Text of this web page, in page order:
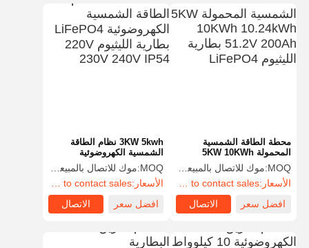
منزل حول بنا
محطة الطاقة الشمسية
المحمولة 5KW 10KWh
10.24kWh 51.2V 200Ah
بطارية الليثيوم LiFePO4
MOQ: موك للاتصال بالمبيعات
الأسعار:FOB or DAP/DDP to contact sales
افضل سعر
الاتصال
3KW 5kwh نظام الطاقة
الشمسية الكهروضوئية
LiFePO4 بطارية الليثيوم
220V 230V 240V IP54
MOQ: موك للاتصال بالمبيعات
الأسعار:FOB or DAP/DDP to contact sales
افضل سعر
الاتصال